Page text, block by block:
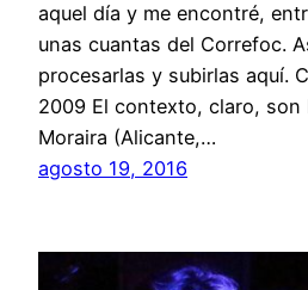
aquel día y me encontré,
unas cuantas del Correfoc.
procesarlas y subirlas aquí.
2009 El contexto, claro, son
Moraira (Alicante,…
agosto 19, 2016